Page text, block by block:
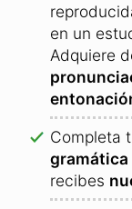
en un
Adquiere
Completa
gramática
recibes